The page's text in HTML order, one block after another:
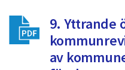
9. Yttrande
av